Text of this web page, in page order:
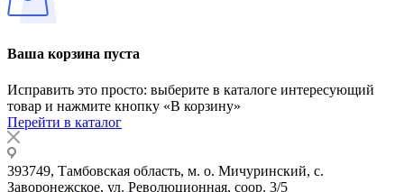
Ваша корзина пуста
Исправить это просто: выберите в каталоге интересующий
товар и нажмите кнопку «В корзину»
Перейти в каталог
393749, Тамбовская область, м. о. Мичуринский, с.
Заворонежское, ул. Революционная, соор. 3/5